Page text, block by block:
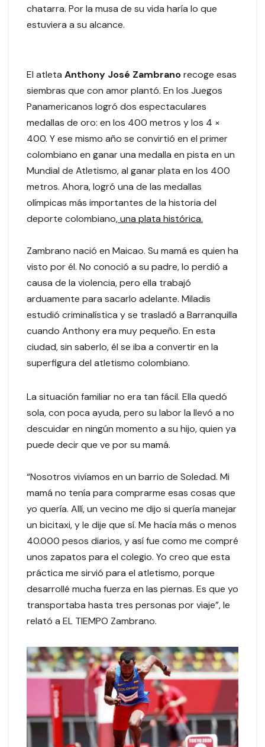
chatarra. Por la musa de su vida haría lo que
estuviera a su alcance.
El atleta Anthony José Zambranorecoge esas
siembras que con amor plantó. En los Juegos
Panamericanos logró dos espectaculares
medallas de oro: en los 400 metros y los 4 ×
400. Y ese mismo año se convirtió en el primer
colombiano en ganar una medalla en pista en un
Mundial de Atletismo, al ganar plata en los 400
metros. Ahora, logró una de las medallas
olímpicas más importantes de la historia del
deporte colombiano,una plata histórica.
Zambrano nació en Maicao. Su mamá es quien ha
visto por él. No conoció a su padre, lo perdió a
causa de la violencia, pero ella trabajó
arduamente para sacarlo adelante. Miladis
estudió criminalística y se trasladó a Barranquilla
cuando Anthony era muy pequeño. En esta
ciudad, sin saberlo, él se iba a convertir en la
superfigura del atletismo colombiano.
La situación familiar no era tan fácil. Ella quedó
sola, con poca ayuda, pero su labor la llevó a no
descuidar en ningún momento a su hijo, quien ya
puede decir que ve por su mamá.
“Nosotros vivíamos en un barrio de Soledad. Mi
mamá no tenía para comprarme esas cosas que
yo quería. Allí, un vecino me dijo si quería manejar
un bicitaxi, y le dije que sí. Me hacía más o menos
40.000 pesos diarios, y así fue como me compré
unos zapatos para el colegio. Yo creo que esta
práctica me sirvió para el atletismo, porque
desarrollé mucha fuerza en las piernas. Es que yo
transportaba hasta tres personas por viaje”, le
relató a EL TIEMPO Zambrano.